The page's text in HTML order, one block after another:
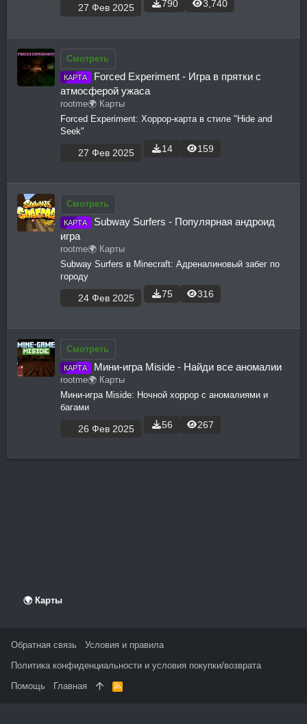
27 Фев 2025 790 3,740
Смотреть
КАРТА
Forced Experiment - Игра в прятки с
атмосферой ужаса
rootme🌍 Карты
Forced Experiment: Хоррор-карта в стиле "Hide and
Seek"
27 Фев 2025 14 159
Смотреть
КАРТА
Subway Surfers - Популярная андроид
игра
rootme🌍 Карты
Subway Surfers в Minecraft: Адреналиновый забег по
городу
24 Фев 2025 75 316
Смотреть
КАРТА Мини-игра Miside - Найди все аномалии
rootme🌍 Карты
Мини-игра Miside: Ночной хоррор с аномалиями и
багами
26 Фев 2025 56 267
🌍 Карты
Обратная связь
Условия и правила
Политика конфиденциальности и условия покупки/возврата
Помощь
Главная
R